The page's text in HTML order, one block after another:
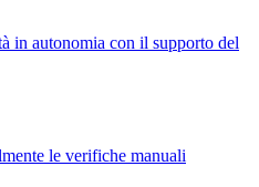
in autonomia con il supporto del
le verifiche manuali